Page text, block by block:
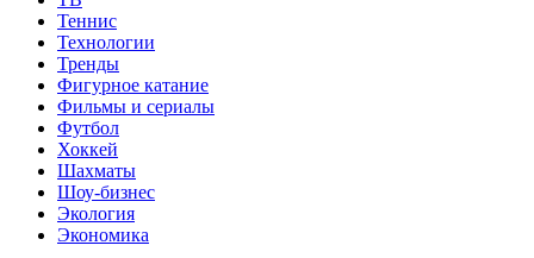
Теннис
Технологии
Тренды
Фигурное катание
Фильмы и сериалы
Футбол
Хоккей
Шахматы
Шоу-бизнес
Экология
Экономика